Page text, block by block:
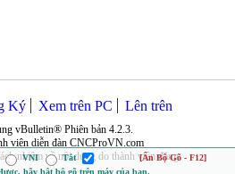
Ký Xem trên PC Lên trên
vBulletin® Phiên bản 4.2.3.
viên diễn đàn CNCProVN.com
nhiệm về nội dung do thành viên đăng.
VNI Tắt
[Ẩn Bộ Gõ - F12]
hãy bật bộ gõ trên máy của bạn.